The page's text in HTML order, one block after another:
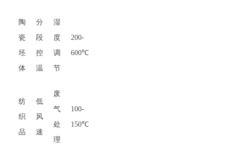
陶
瓷
坯
体
分
段
控
温
湿
度
调
节
200-
600℃
纺
织
品
低
风
速
废
气
处
理
100-
150℃